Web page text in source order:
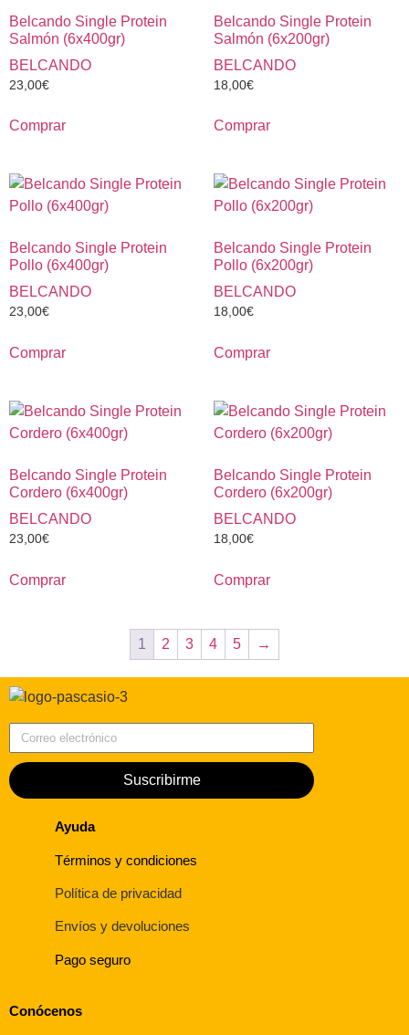
Belcando Single Protein
Salmón (6x400gr)
BELCANDO
23,00€
Comprar
Belcando Single Protein
Salmón (6x200gr)
BELCANDO
18,00€
Comprar
Belcando Single Protein
Pollo (6x400gr)
BELCANDO
23,00€
Comprar
Belcando Single Protein
Pollo (6x200gr)
BELCANDO
18,00€
Comprar
Belcando Single Protein
Cordero (6x400gr)
BELCANDO
23,00€
Comprar
Belcando Single Protein
Cordero (6x200gr)
BELCANDO
18,00€
Comprar
1 2 3 4 5 →
Suscribirme
Ayuda
Términos y condiciones
Política de privacidad
Envíos y devoluciones
Pago seguro
Conócenos